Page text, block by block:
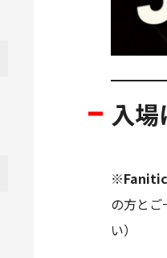
入場
※
の方と
い）